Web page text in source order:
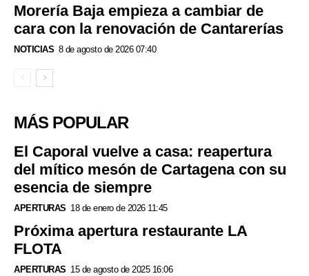
Morería Baja empieza a cambiar de
cara con la renovación de Cantarerías
NOTICIAS 8 de agosto de 2026 07:40
MÁS POPULAR
El Caporal vuelve a casa: reapertura
del mítico mesón de Cartagena con su
esencia de siempre
APERTURAS 18 de enero de 2026 11:45
Próxima apertura restaurante LA
FLOTA
APERTURAS 15 de agosto de 2025 16:06